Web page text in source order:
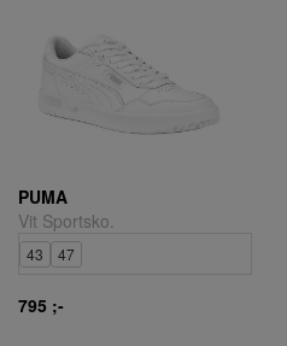
PUMA
Vit Sportsko.
43 47
795 ;-